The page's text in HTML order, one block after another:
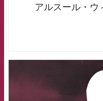
アルスール・ウ